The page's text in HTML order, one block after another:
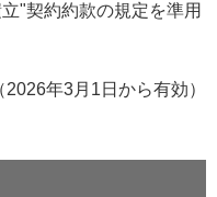
"契約約款の規定を準用
2026年3月1日から有効）